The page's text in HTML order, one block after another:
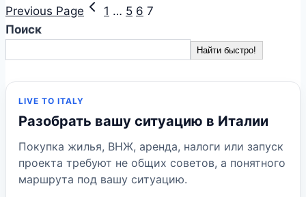
Previous Page 1 … 5 6 7
Поиск
Найти быстро!
LIVE TO ITALY
Разобрать вашу ситуацию в Италии
Покупка жилья, ВНЖ, аренда, налоги или запуск
проекта требуют не общих советов, а понятного
маршрута под вашу ситуацию.